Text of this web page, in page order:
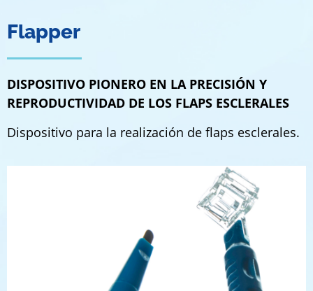
Flapper
DISPOSITIVO PIONERO EN LA PRECISIÓN Y
REPRODUCTIVIDAD DE LOS FLAPS ESCLERALES
Dispositivo para la realización de flaps esclerales.